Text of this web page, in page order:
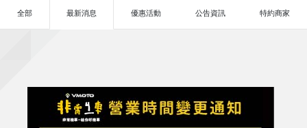
全部 最新消息 優惠活動 公告資訊 特約商家